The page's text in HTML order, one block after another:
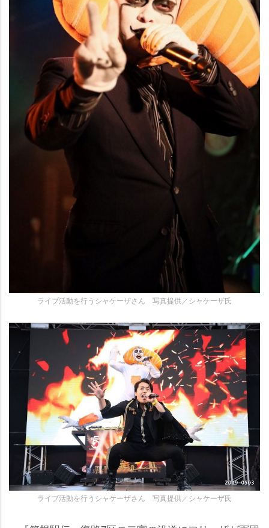
ライブ活動を行うシャケーザさん 写真提供／シャケーザ氏
ライブ活動を行うシャケーザさん 写真提供／シャケーザ氏